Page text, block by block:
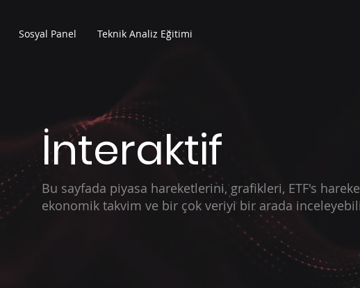
Sosyal Panel Teknik Analiz Eğitimi
İnteraktif
Bu sayfada piyasa hareketlerini, grafikleri, ETF's
ekonomik takvim ve bir çok veriyi bir arada